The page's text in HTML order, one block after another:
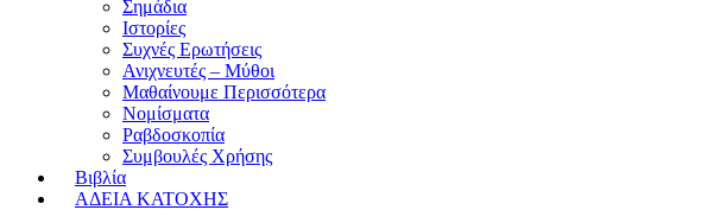
Σημάδια
Ιστορίες
Συχνές Ερωτήσεις
Ανιχνευτές – Μύθοι
Μαθαίνουμε Περισσότερα
Νομίσματα
Ραβδοσκοπία
Συμβουλές Χρήσης
Βιβλία
ΑΔΕΙΑ ΚΑΤΟΧΗΣ